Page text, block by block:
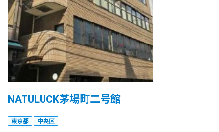
NATULUCK茅場町二号館
東京都 中央区